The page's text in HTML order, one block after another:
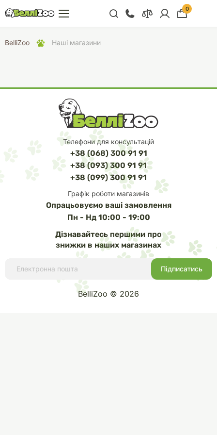
+38 (068) 479 28
76
0
BelliZoo Наші магазини
Телефони для консультацій
+38 (068) 300 91 91
+38 (093) 300 91 91
+38 (099) 300 91 91
Графік роботи магазинів
Опрацьовуємо ваші замовлення
Пн - Нд 10:00 - 19:00
Дізнавайтесь першими про
знижки в наших магазинах
BelliZoo © 2026